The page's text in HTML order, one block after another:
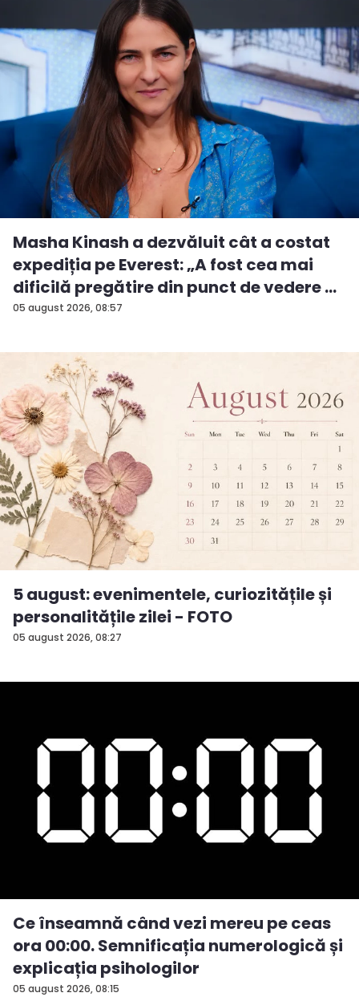
05 august 2026, 08:57
Masha Kinash a dezvăluit cât a costat
expediția pe Everest: „A fost cea mai
dificilă pregătire din punct de vedere ...
05 august 2026, 08:27
5 august: evenimentele, curiozitățile și
personalitățile zilei - FOTO
05 august 2026, 08:15
Ce înseamnă când vezi mereu pe ceas
ora 00:00. Semnificația numerologică și
explicația psihologilor